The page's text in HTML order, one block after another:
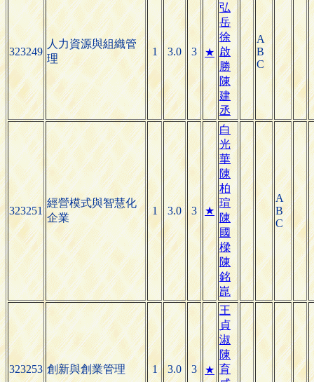
323249
人力資源與組織管
理
1 3.0 3 ★
弘
岳
徐
啟
勝
陳
建
丞
A
B
C
323251
經營模式與智慧化
企業
1 3.0 3 ★
白
光
華
陳
柏
瑄
陳
國
樑
陳
銘
崑
A
B
C
323253 創新與創業管理 1 3.0 3 ★
王
貞
淑
陳
育